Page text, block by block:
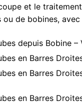
et le
de bobines,
depuis Bobine
en Barres
en Barres
en Barres